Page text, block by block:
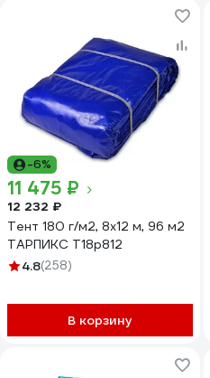
-6%
11 475 ₽
12 232 ₽
Тент 180 г/м2, 8x12 м, 96 м2
ТАРПИКС Т18р812
4.8(258)
В корзину